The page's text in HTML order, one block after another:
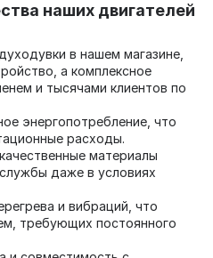
наших двигателей
в нашем магазине,
а комплексное
и тысячами клиентов по
энергопотребление, что
расходы.
материалы
даже в условиях
и вибраций, что
требующих постоянного